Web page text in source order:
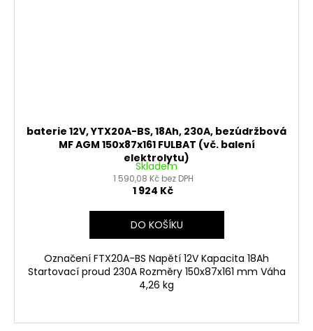
baterie 12V, YTX20A-BS, 18Ah, 230A, bezúdržbová
MF AGM 150x87x161 FULBAT (vč. balení
elektrolytu)
Skladem
1 590,08 Kč bez DPH
1 924 Kč
DO KOŠÍKU
Označení FTX20A-BS Napětí 12V Kapacita 18Ah
Startovací proud 230A Rozměry 150x87x161 mm Váha
4,26 kg